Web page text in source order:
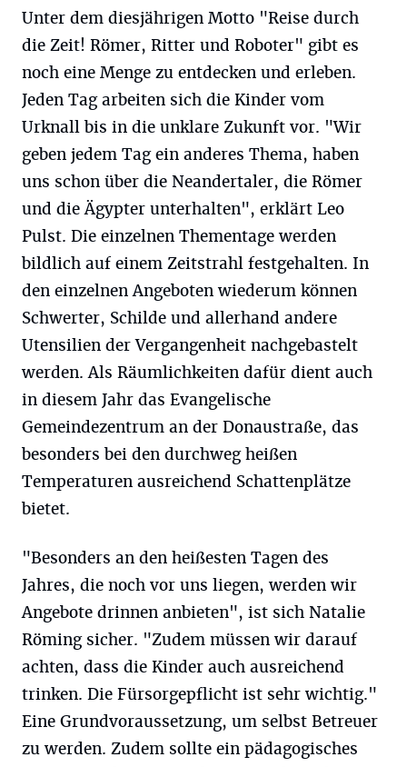
Unter dem diesjährigen Motto "Reise durch
die Zeit! Römer, Ritter und Roboter" gibt es
noch eine Menge zu entdecken und erleben.
Jeden Tag arbeiten sich die Kinder vom
Urknall bis in die unklare Zukunft vor. "Wir
geben jedem Tag ein anderes Thema, haben
uns schon über die Neandertaler, die Römer
und die Ägypter unterhalten", erklärt Leo
Pulst. Die einzelnen Thementage werden
bildlich auf einem Zeitstrahl festgehalten. In
den einzelnen Angeboten wiederum können
Schwerter, Schilde und allerhand andere
Utensilien der Vergangenheit nachgebastelt
werden. Als Räumlichkeiten dafür dient auch
in diesem Jahr das Evangelische
Gemeindezentrum an der Donaustraße, das
besonders bei den durchweg heißen
Temperaturen ausreichend Schattenplätze
bietet.
"Besonders an den heißesten Tagen des
Jahres, die noch vor uns liegen, werden wir
Angebote drinnen anbieten", ist sich Natalie
Röming sicher. "Zudem müssen wir darauf
achten, dass die Kinder auch ausreichend
trinken. Die Fürsorgepflicht ist sehr wichtig."
Eine Grundvoraussetzung, um selbst Betreuer
zu werden. Zudem sollte ein pädagogisches